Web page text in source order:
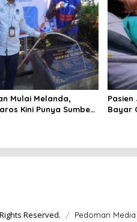
Mulai Melanda,
Kini Punya Sumber
Pasien
Bayar
Reserved. Pedoman